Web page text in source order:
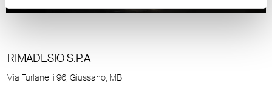
RIMADESIO S.P.A
Via Furlanelli 96, Giussano, MB